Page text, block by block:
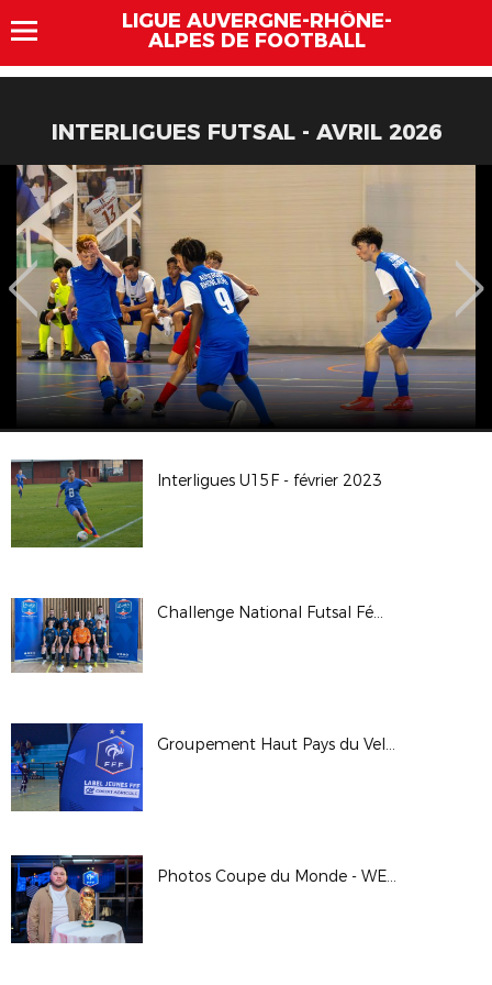
LIGUE AUVERGNE-RHÔNE-
ALPES DE FOOTBALL
INTERLIGUES FUTSAL - AVRIL 2026
Interligues U15F - février 2023
Challenge National Futsal Féminin - Finale Régionale 2023
Groupement Haut Pays du Velay : remise régionale du label jeunes FFF Crédit Agricole
Photos Coupe du Monde - WE des Bénévoles à Clairefontaine - Janvier 2023